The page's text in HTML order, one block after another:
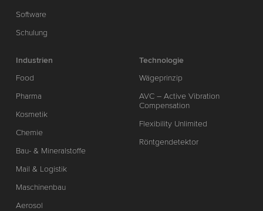
Software
Schulung
Industrien
Food
Pharma
Kosmetik
Chemie
Bau- & Mineralstoffe
Mail & Logistik
Maschinenbau
Aerosol
Technologie
Wägeprinzip
AVC – Active Vibration
Compensation
Flexibility Unlimited
Röntgendetektor